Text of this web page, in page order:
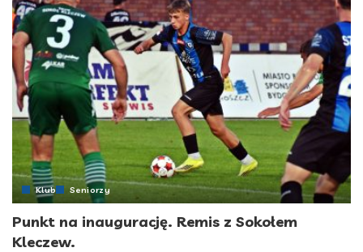
Klub Seniorzy
Punkt na inaugurację. Remis z Sokołem
Kleczew.